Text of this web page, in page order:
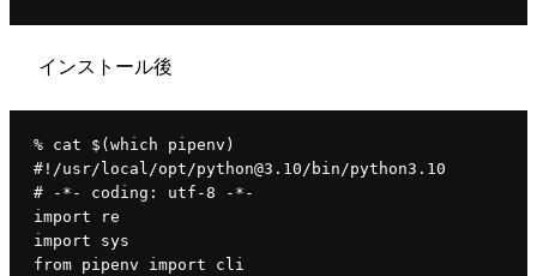
インストール後
% cat $(which pipenv)
#!/usr/local/opt/python@3.10/bin/python3.10
# -*- coding: utf-8 -*-
import re
import sys
from pipenv import cli